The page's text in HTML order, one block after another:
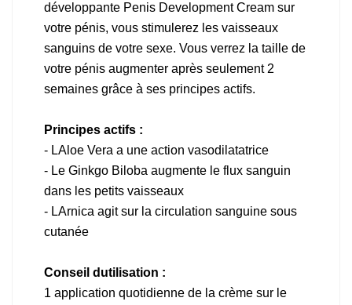
développante Penis Development Cream sur
votre pénis, vous stimulerez les vaisseaux
sanguins de votre sexe. Vous verrez la taille de
votre pénis augmenter après seulement 2
semaines grâce à ses principes actifs.
Principes actifs :
- LAloe Vera a une action vasodilatatrice
- Le Ginkgo Biloba augmente le flux sanguin
dans les petits vaisseaux
- LArnica agit sur la circulation sanguine sous
cutanée
Conseil dutilisation :
1 application quotidienne de la crème sur le